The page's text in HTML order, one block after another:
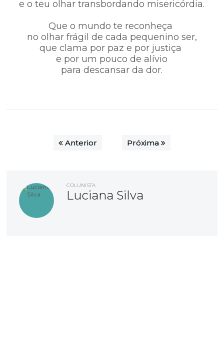
e o teu olhar transbordando misericórdia.
Que o mundo te reconheça
no olhar frágil de cada pequenino ser,
que clama por paz e por justiça
e por um pouco de alívio
para descansar da dor.
Anterior Próxima
COLUNISTA
Luciana Silva